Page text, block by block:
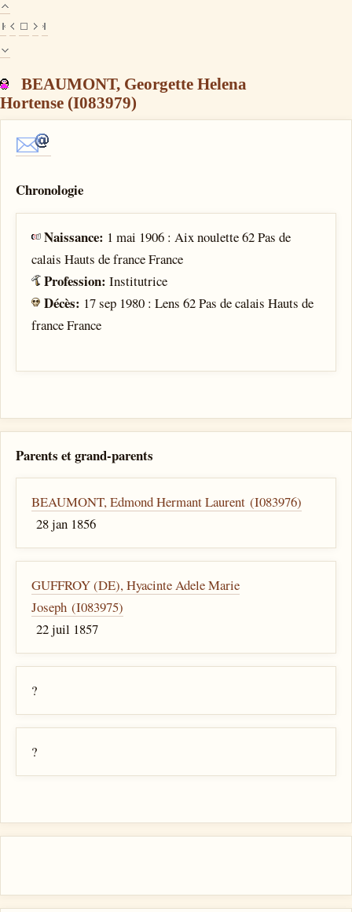
BEAUMONT, Georgette Helena
Hortense (I083979)
Chronologie
Naissance: 1 mai 1906 : Aix noulette 62 Pas de
calais Hauts de france France
Profession:Institutrice
Décès: 17 sep 1980 : Lens 62 Pas de calais Hauts de
france France
Parents et grand-parents
BEAUMONT, Edmond Hermant Laurent (I083976)
28 jan 1856
GUFFROY (DE), Hyacinte Adele Marie
Joseph (I083975)
22 juil 1857
?
?